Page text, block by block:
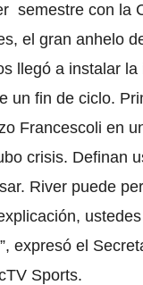
semestre con la
el gran anhelo
llegó a instalar
un fin de ciclo.
Francescoli en
crisis. Definan
River puede
expresó el
Sports.